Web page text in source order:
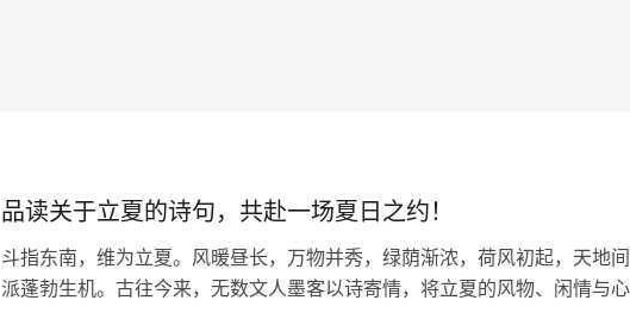
品读关于立夏的诗句，共赴一场夏日之约！
斗指东南，维为立夏。风暖昼长，万物并秀，绿荫渐浓，荷风初起，天地
派蓬勃生机。古往今来，无数文人墨客以诗寄情，将立夏的风物、闲情与